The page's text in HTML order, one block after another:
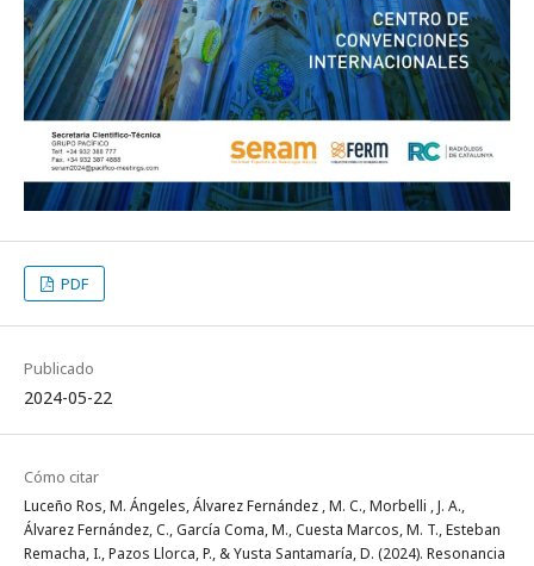
PDF
Publicado
2024-05-22
Cómo citar
Luceño Ros, M. Ángeles, Álvarez Fernández , M. C., Morbelli , J. A.,
Álvarez Fernández, C., García Coma, M., Cuesta Marcos, M. T., Esteban
Remacha, I., Pazos Llorca, P., & Yusta Santamaría, D. (2024). Resonancia